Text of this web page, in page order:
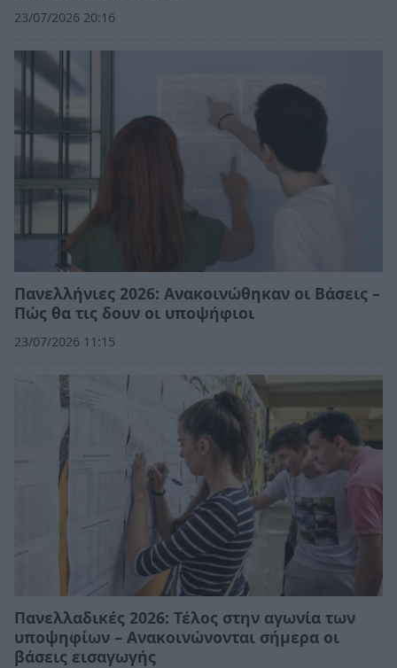
23/07/2026 20:16
Πανελλήνιες 2026: Ανακοινώθηκαν οι Βάσεις –
Πώς θα τις δουν οι υποψήφιοι
23/07/2026 11:15
Πανελλαδικές 2026: Τέλος στην αγωνία των
υποψηφίων – Ανακοινώνονται σήμερα οι
βάσεις εισαγωγής